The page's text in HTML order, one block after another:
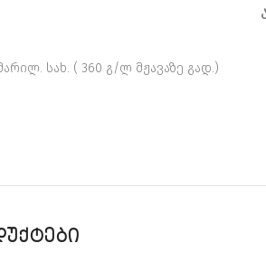
სახ. ( 360 გ/ლ მჟავაზე გად.)